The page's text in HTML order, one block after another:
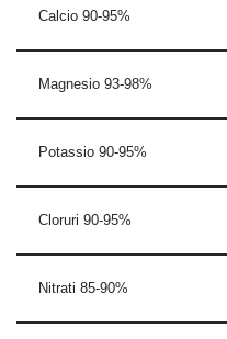
Calcio 90-95%
Magnesio 93-98%
Potassio 90-95%
Cloruri 90-95%
Nitrati 85-90%